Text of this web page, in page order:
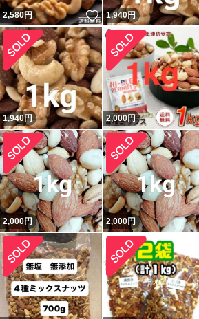
2,580円 いいね！
1,940円
1,940円 2,000円
2,000円 2,000円